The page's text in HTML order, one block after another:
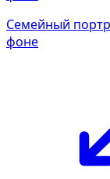
Семейный
фоне